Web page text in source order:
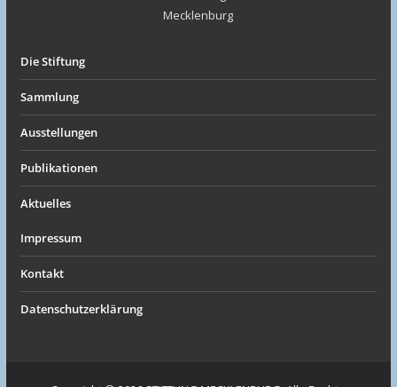
Die Stiftung
Sammlung
Ausstellungen
Publikationen
Aktuelles
Impressum
Kontakt
Datenschutzerklärung